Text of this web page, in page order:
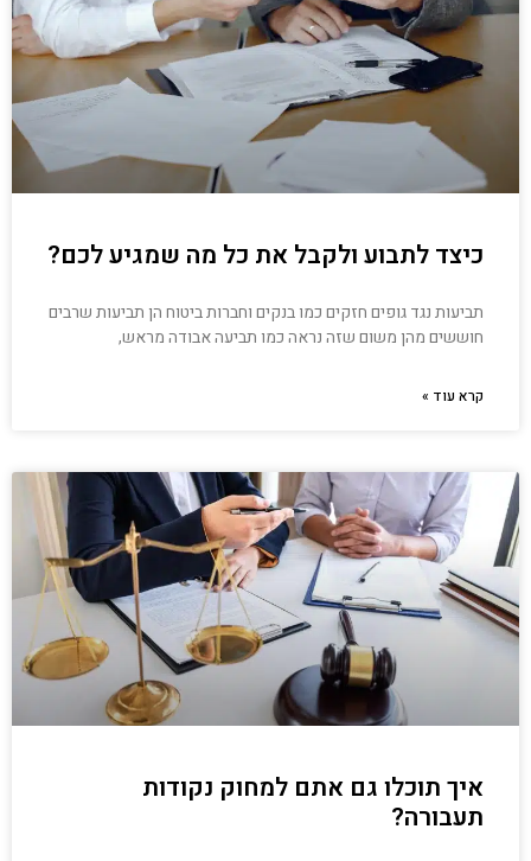
כיצד לתבוע ולקבל את כל מה שמגיע לכם?
תביעות נגד גופים חזקים כמו בנקים וחברות ביטוח הן תביעות שרבים
חוששים מהן משום שזה נראה כמו תביעה אבודה מראש,
קרא עוד »
איך תוכלו גם אתם למחוק נקודות
תעבורה?